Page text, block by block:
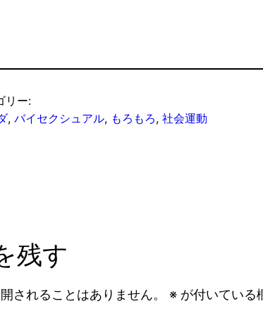
リー:
, バイセクシュアル, もろもろ, 社会運動
残す
されることはありません。 ※ が付いている